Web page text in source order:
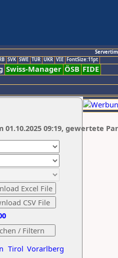
SVK SWE TUR UKR VIE FontSize:11pt
Swiss-Manager ÖSB FIDE
Tirol Vorarlberg
01.10.2025 09:19, gewertete